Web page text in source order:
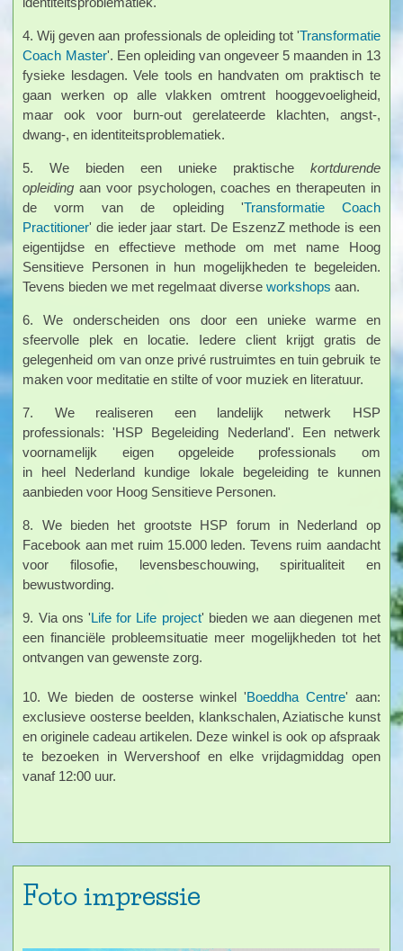
4. Wij geven aan professionals de opleiding tot 'Transformatie
Coach Master'. Een opleiding van ongeveer 5 maanden in 13
fysieke lesdagen. Vele tools en handvaten om praktisch te
gaan werken op alle vlakken omtrent hooggevoeligheid,
maar ook voor burn-out gerelateerde klachten, angst-,
dwang-, en identiteitsproblematiek.
5. We bieden een unieke praktischekortdurende
opleiding aan voor psychologen, coaches en therapeuten in
de vorm van de opleiding 'Transformatie Coach
Practitioner' die ieder jaar start. De EszenzZ methode is een
eigentijdse en effectieve methode om met name Hoog
Sensitieve Personen in hun mogelijkheden te begeleiden.
Tevens bieden we met regelmaat diverseworkshops aan.
6. We onderscheiden ons door een unieke warme en
sfeervolle plek en locatie. Iedere client krijgt gratis de
gelegenheid om van onze privé rustruimtes en tuin gebruik te
maken voor meditatie en stilte of voor muziek en literatuur.
7. We realiseren een landelijk netwerk HSP
professionals: 'HSP Begeleiding Nederland'. Een netwerk
voornamelijk eigen opgeleide professionals om
in heel Nederland kundige lokale begeleiding te kunnen
aanbieden voor Hoog Sensitieve Personen.
8. We bieden het grootste HSP forum in Nederland op
Facebook aan met ruim 15.000 leden. Tevens ruim aandacht
voor filosofie, levensbeschouwing, spiritualiteit en
bewustwording.
9. Via ons 'Life for Life project' bieden we aan diegenen met
een financiële probleemsituatie meer mogelijkheden tot het
ontvangen van gewenste zorg.
10. We bieden de oosterse winkel 'Boeddha Centre' aan:
exclusieve oosterse beelden, klankschalen, Aziatische kunst
en originele cadeau artikelen. Deze winkel is ook op afspraak
te bezoeken in Wervershoof en elke vrijdagmiddag open
vanaf 12:00 uur.
Foto impressie